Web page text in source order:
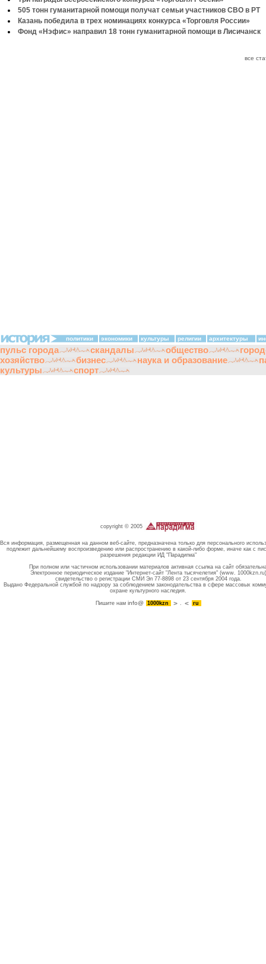
505 тонн гуманитарной помощи получат семьи участников СВО в РТ
Казань победила в трех номинациях конкурса «Торговля России»
Фонд «Нэфис» направил 18 тонн гуманитарной помощи в Лисичанск
все
политики экономики культуры религии архитектуры
пульс города скандалы общество
хозяйство
бизнес наука и образование
культуры
спорт
copyright © 2005
Вся информация, размещенная на данном веб-сайте, предназначена только для персонального
подлежит дальнейшему воспроизведению или распространению в какой-либо форме, иначе как с
разрешения редакции ИД "Парадигма"
При полном или частичном использовании материалов активная ссылка на сайт
Электронное периодическое издание "Интернет-сайт "Лента тысячелетия" (www. 1000kzn.ru)
свидетельство о регистрации СМИ Эл 77-8898 от 23 сентября 2004 года.
Выдано Федеральной службой по надзору за соблюдением законодательства в сфере массовых
охране культурного наследия.
Пишите намinfo@ 1000kzn . ru